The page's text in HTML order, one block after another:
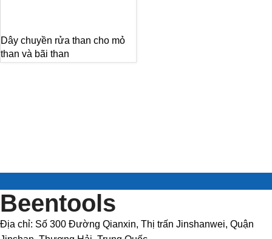
Dây chuyền rửa than cho mỏ
than và bãi than
Beentools
Địa chỉ: Số 300 Đường Qianxin, Thị trấn Jinshanwei, Quận